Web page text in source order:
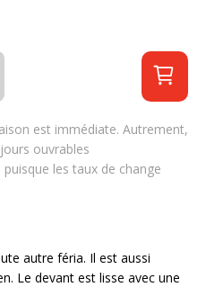
est immédiate. Autrement,
ouvrables
les taux de change
autre féria. Il est aussi
Le devant est lisse avec une